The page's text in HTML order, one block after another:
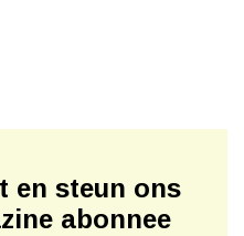
en steun ons
abonnee